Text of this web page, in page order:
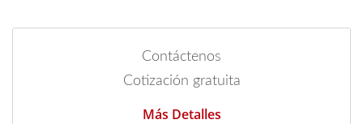
Contáctenos
Cotización gratuita
Más Detalles